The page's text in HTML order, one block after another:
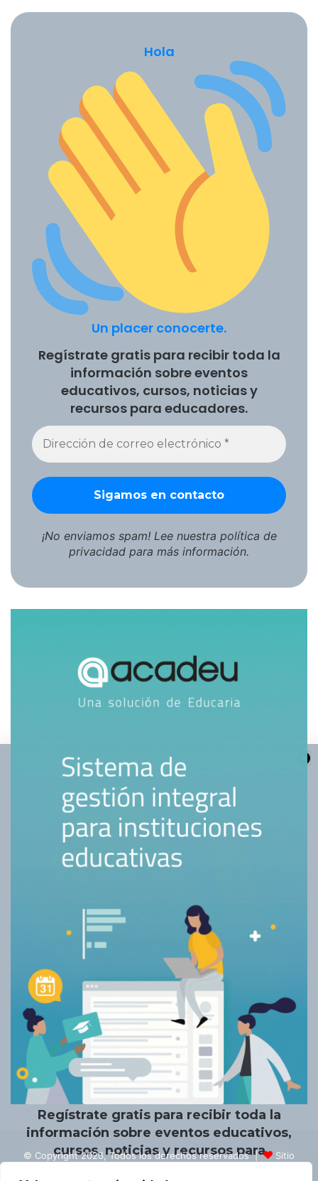
Hola
Un placer conocerte.
Regístrate gratis para recibir toda la
información sobre eventos educativos,
cursos, noticias y recursos para
Hola
Un placer conocerte.
Regístrate gratis para recibir toda la
información sobre eventos
educativos, cursos, noticias y
recursos para educadores.
¡No enviamos spam! Lee nuestra política de
privacidad para más información.
© Copyright 2026, Todos los derechos reservados |
Sitio
creado por NextBrain Educación